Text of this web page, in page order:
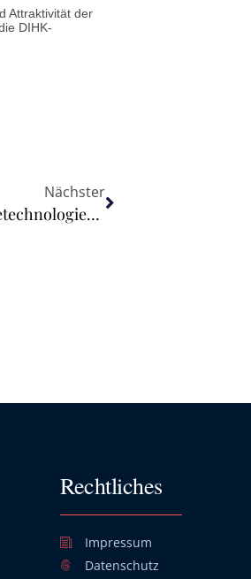
Attraktivität der
DIHK-
Nächster
Dritter Produktionsgipfel zur Stärkung der Energiewendetechnologien benennt drei prioritäre Maßnahmen
Rechtliches
Impressum
Datenschutz